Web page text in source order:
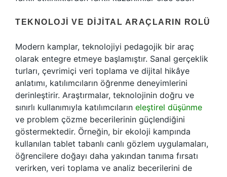
TEKNOLOJI VE DIJITAL ARAÇLARIN ROLÜ
Modern kamplar, teknolojiyi pedagojik bir araç
olarak entegre etmeye başlamıştır. Sanal gerçeklik
turları, çevrimiçi veri toplama ve dijital hikâye
anlatımı, katılımcıların öğrenme deneyimlerini
derinleştirir. Araştırmalar, teknolojinin doğru ve
sınırlı kullanımıyla katılımcıların eleştirel düşünme
ve problem çözme becerilerinin güçlendiğini
göstermektedir. Örneğin, bir ekoloji kampında
kullanılan tablet tabanlı canlı gözlem uygulamaları,
öğrencilere doğayı daha yakından tanıma fırsatı
verirken, veri toplama ve analiz becerilerini de